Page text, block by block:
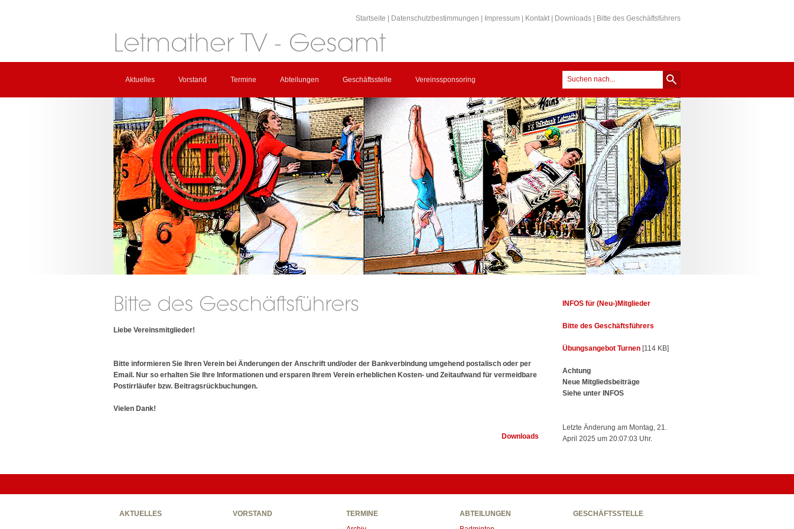
Startseite Datenschutzbestimmungen Impressum Kontakt Downloads Bitte des Geschäftsführers
Aktuelles Vorstand Termine Abteilungen Geschäftsstelle Vereinssponsoring
Liebe Vereinsmitglieder!
Bitte informieren Sie Ihren Verein bei Änderungen der Anschrift und/oder der Bankverbindung umgehend postalisch oder per
Email. Nur so erhalten Sie Ihre Informationen und ersparen Ihrem Verein erheblichen Kosten- und Zeitaufwand für vermeidbare
Postirrläufer bzw. Beitragsrückbuchungen.
Vielen Dank!
Downloads
INFOS für (Neu-)Mitglieder
Bitte des Geschäftsführers
Übungsangebot Turnen [114 KB]
Achtung
Neue Mitgliedsbeiträge
Siehe unter INFOS
Letzte Änderung am Montag, 21.
April 2025 um 20:07:03 Uhr.
AKTUELLES VORSTAND
TERMINE
ABTEILUNGEN
GESCHÄFTSSTELLE